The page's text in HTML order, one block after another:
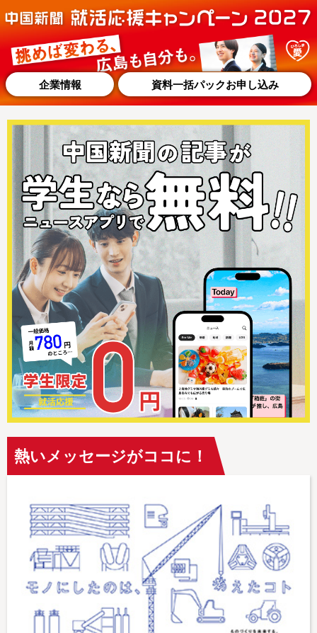
企業情報 資料一括パックお申し込み
熱いメッセージがココに！